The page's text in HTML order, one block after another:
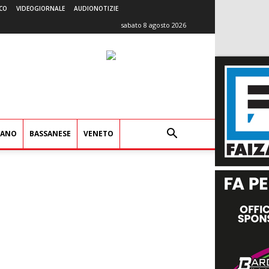
VIDEOGIORNALE AUDIONOTIZIE
sabato 8 agosto 2026
BASSANESE VENETO